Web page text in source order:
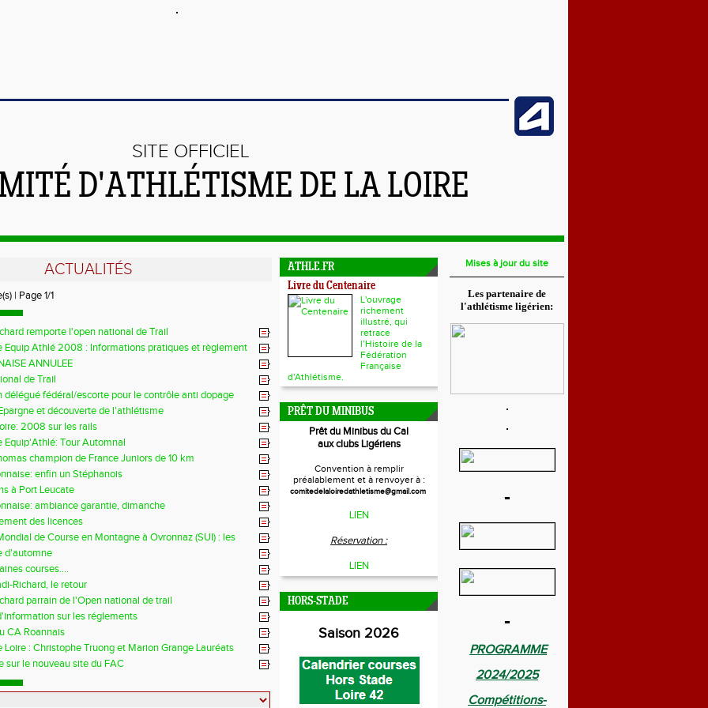
SITE OFFICIEL
D'ATHLÉTISME DE LA LOIRE
ACTUALITÉS
| Page 1/1
remporte l'open national de Trail
Equip Athlé 2008 : Informations pratiques et règlement
ANNULEE
de Trail
délégué fédéral/escorte pour le contrôle anti dopage
et découverte de l'athlétisme
2008 sur les rails
Equip'Athlé: Tour Automnal
champion de France Juniors de 10 km
enfin un Stéphanois
à Port Leucate
ambiance garantie, dimanche
des licences
de Course en Montagne à Ovronnaz (SUI) : les
d'automne
courses....
Richard, le retour
parrain de l'Open national de trail
sur les réglements
CA Roannais
Loire : Christophe Truong et Marion Grange Lauréats
sur le nouveau site du FAC
ATHLE.FR
Livre du Centenaire
L'ouvrage
richement
illustré, qui
retrace
l’Histoire de la
Fédération
Française
d'Athlétisme.
PRÊT DU MINIBUS
Prêt du Minibus du Cal
aux clubs Ligériens
Convention à remplir
préalablement et à renvoyer à :
comitedelaloiredathletisme@gmail.com
LIEN
Réservation :
LIEN
HORS-STADE
Saison 2026
Mises à jour du site
Les partenaire de
l'athlétisme ligérien:
-
-
PROGRAMME
2024/2025
Compétitions-